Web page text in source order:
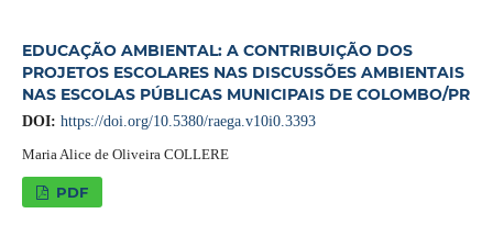
EDUCAÇÃO AMBIENTAL: A CONTRIBUIÇÃO DOS
PROJETOS ESCOLARES NAS DISCUSSÕES AMBIENTAIS
NAS ESCOLAS PÚBLICAS MUNICIPAIS DE COLOMBO/PR
DOI: https://doi.org/10.5380/raega.v10i0.3393
Maria Alice de Oliveira COLLERE
PDF